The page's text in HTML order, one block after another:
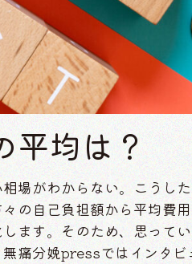
平均は？
場がわからない。こうした
の自己負担額から平均費
ます。そのため、思って
痛分娩pressではインタ